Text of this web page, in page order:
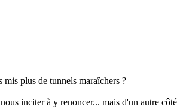
plus de tunnels maraîchers ?
inciter à y renoncer... mais d'un autre